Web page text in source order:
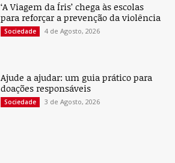
‘A Viagem da Íris’ chega às escolas
para reforçar a prevenção da violência
Sociedade 4 de Agosto, 2026
Ajude a ajudar: um guia prático para
doações responsáveis
Sociedade 3 de Agosto, 2026